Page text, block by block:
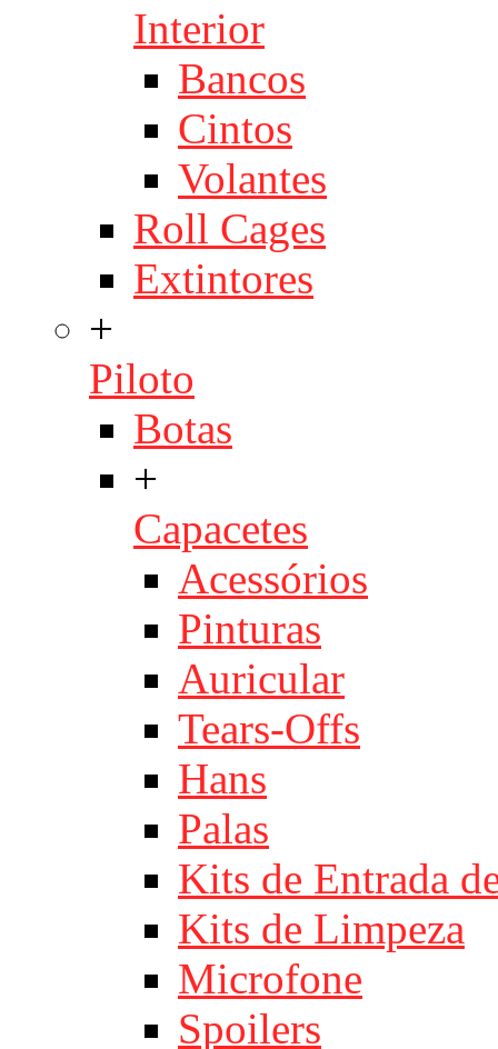
Interior
Bancos
Cintos
Volantes
Roll Cages
Extintores
+
Piloto
Botas
+
Capacetes
Acessórios
Pinturas
Auricular
Tears-Offs
Hans
Palas
Kits de Entrada
Kits de Limpeza
Microfone
Spoilers